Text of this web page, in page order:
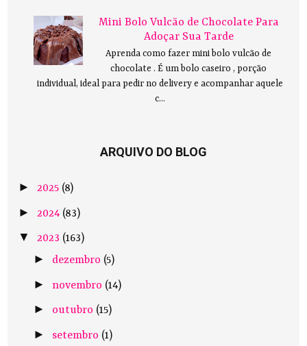
Mini Bolo Vulcão de Chocolate Para
Adoçar Sua Tarde
Aprenda como fazer mini bolo vulcão de
chocolate . É um bolo caseiro , porção
individual, ideal para pedir no delivery e acompanhar aquele
c...
ARQUIVO DO BLOG
►2025 (8)
► 2024 (83)
▼2023 (163)
► dezembro (5)
► novembro (14)
► outubro (15)
► setembro (1)